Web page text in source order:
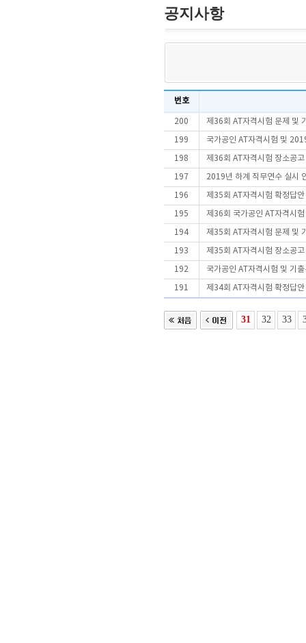
공지사항
번호
200 제36회 AT자격시험 문제 및
199 국가공인 AT자격시험 및
198 제36회 AT자격시험 장소공
197 2019년 하계 직무연수 실시
196 제35회 AT자격시험 확정답
195 제36회 국가공인 AT자격시
194 제35회 AT자격시험 문제 및
193 제35회 AT자격시험 장소공
192 국가공인 AT자격시험 및 기
191 제34회 AT자격시험 확정답
31 32 33